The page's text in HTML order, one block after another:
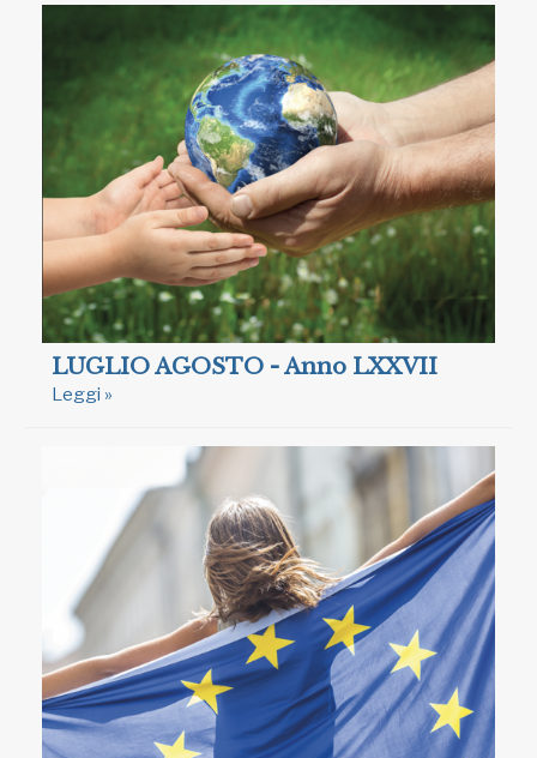
LUGLIO AGOSTO - Anno LXXVII
Leggi »